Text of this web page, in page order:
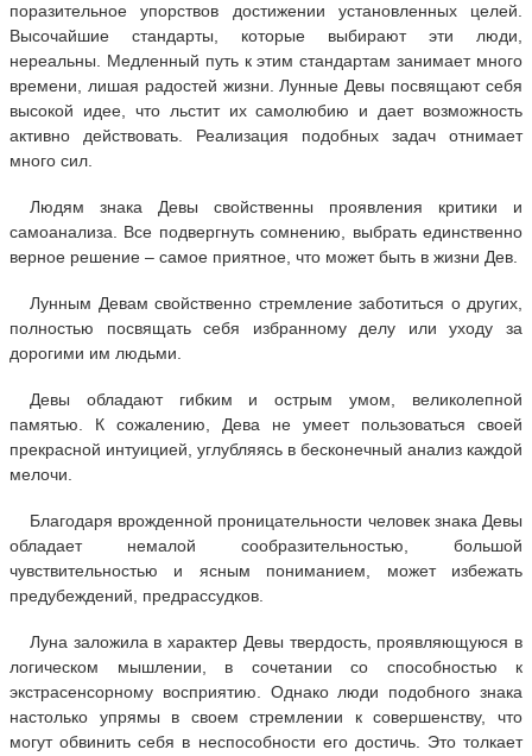
поразительное упорствов достижении установленных целей.
Высочайшие стандарты, которые выбирают эти люди,
нереальны. Медленный путь к этим стандартам занимает много
времени, лишая радостей жизни. Лунные Девы посвящают себя
высокой идее, что льстит их самолюбию и дает возможность
активно действовать. Реализация подобных задач отнимает
много сил.
Людям знака Девы свойственны проявления критики и
самоанализа. Все подвергнуть сомнению, выбрать единственно
верное решение – самое приятное, что может быть в жизни Дев.
Лунным Девам свойственно стремление заботиться о других,
полностью посвящать себя избранному делу или уходу за
дорогими им людьми.
Девы обладают гибким и острым умом, великолепной
памятью. К сожалению, Дева не умеет пользоваться своей
прекрасной интуицией, углубляясь в бесконечный анализ каждой
мелочи.
Благодаря врожденной проницательности человек знака Девы
обладает немалой сообразительностью, большой
чувствительностью и ясным пониманием, может избежать
предубеждений, предрассудков.
Луна заложила в характер Девы твердость, проявляющуюся в
логическом мышлении, в сочетании со способностью к
экстрасенсорному восприятию. Однако люди подобного знака
настолько упрямы в своем стремлении к совершенству, что
могут обвинить себя в неспособности его достичь. Это толкает